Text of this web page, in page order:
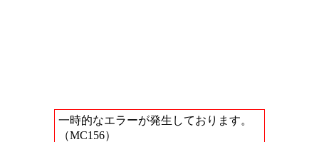
一時的なエラーが発生しております。
（MC156）